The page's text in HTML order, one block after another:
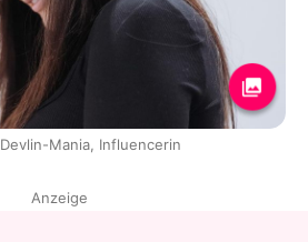
Mania, Influencerin
Anzeige